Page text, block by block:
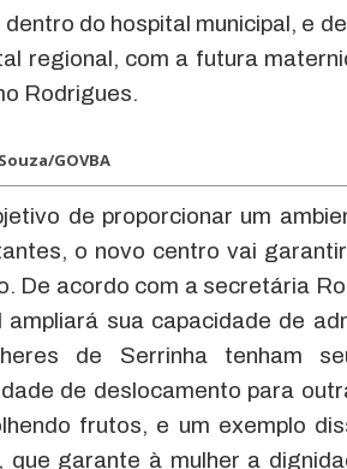
do hospital municipal, e
regional, com a futura
Rodrigues.
GOVBA
de proporcionar um
o novo centro vai
De acordo com a secretária
ampliará sua capacidade de
de Serrinha tenham
de deslocamento para
frutos, e um exemplo
que garante à mulher a